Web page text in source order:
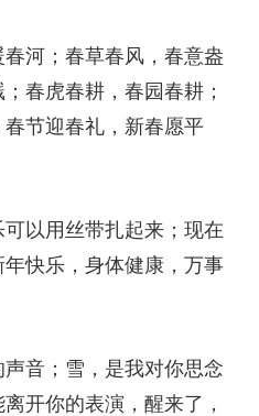
河；春草春风，春意盎
春虎春耕，春园春耕；
节迎春礼，新春愿平
以用丝带扎起来；现在
快乐，身体健康，万事
音；雪，是我对你思念
开你的表演，醒来了，